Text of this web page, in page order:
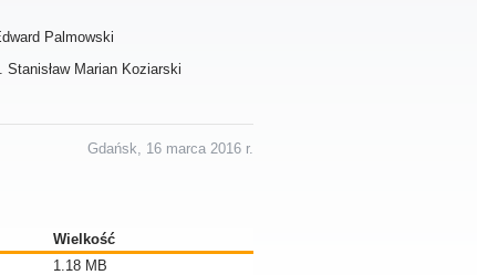
Palmowski
Stanisław Marian Koziarski
Gdańsk, 16 marca 2016 r.
Wielkość
1.18 MB